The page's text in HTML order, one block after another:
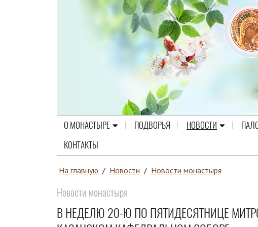
О МОНАСТЫРЕ ПОДВОРЬЯ НОВОСТИ
КОНТАКТЫ
На главную / Новости / Новости монастыря
Новости монастыря
В НЕДЕЛЮ 20-Ю ПО ПЯТИДЕСЯТНИЦЕ